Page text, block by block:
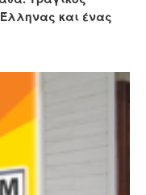
και ένας